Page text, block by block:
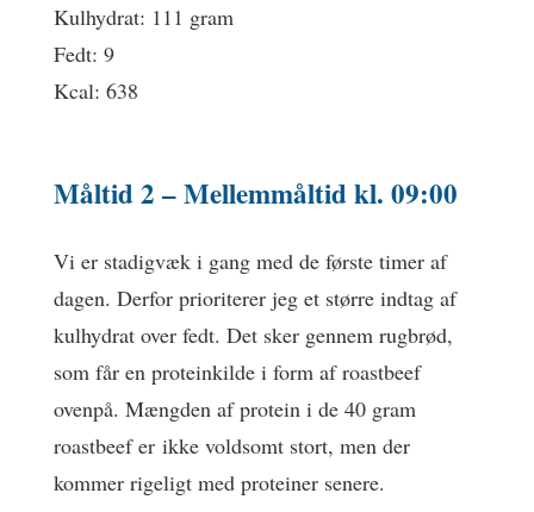
Kulhydrat: 111 gram
Fedt: 9
Kcal: 638
Måltid 2 –Mellemmåltidkl. 09:00
Vi er stadigvæk i gang med de første timer af
dagen. Derfor prioriterer jeg et større indtag af
kulhydrat over fedt. Det sker gennem rugbrød,
som får en proteinkilde i form af roastbeef
ovenpå. Mængden af protein i de 40 gram
roastbeef er ikke voldsomt stort, men der
kommer rigeligt med proteiner senere.